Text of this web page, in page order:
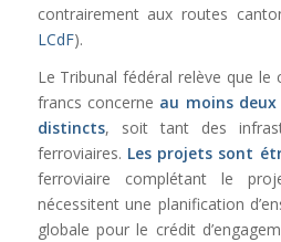
contrairement aux routes
LCdF).
Le Tribunal fédéral relève que le
francs concerne au moins
distincts, soit tant des
ferroviaires. Les projets sont
ferroviaire complétant le
nécessitent une planification
globale pour le crédit